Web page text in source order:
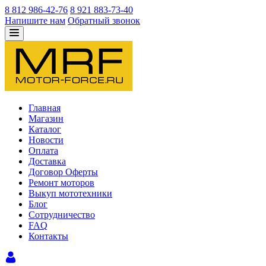
8 812 986-42-76 8 921 883-73-40
Напишите нам Обратный звонок
Главная
Магазин
Каталог
Новости
Оплата
Доставка
Договор Оферты
Ремонт моторов
Выкуп мототехники
Блог
Сотрудничество
FAQ
Контакты